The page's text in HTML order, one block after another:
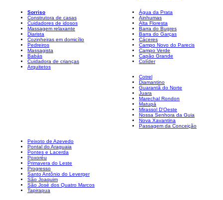
Sorriso
Construtora de casas
Cuidadores de idosos
Massagem relaxante
Diarista
Cozinheiras em domicílio
Pedreiros
Massagista
Babás
Cuidadora de crianças
Arquitetos
Água da Prata
Ainhumas
Alta Floresta
Barra do Bugres
Barra do Garças
Cáceres
Campo Novo do Parecis
Campo Verde
Capão Grande
Colíder
Cotrel
Diamantino
Guarantã do Norte
Juara
Marechal Rondon
Matupá
Mirassol D'Oeste
Nossa Senhora da Guia
Nova Xavantina
Passagem da Conceição
Peixoto de Azevedo
Pontal do Araguaia
Pontes e Lacerda
Poxoréu
Primavera do Leste
Progresso
Santo Antônio do Leverger
São Joaquim
São José dos Quatro Marcos
Tapirapua